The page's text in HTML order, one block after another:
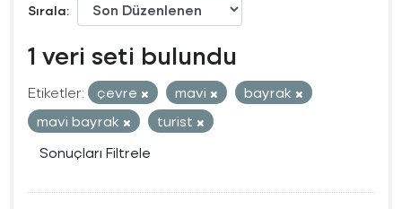
Sırala
1 veri seti bulundu
Etiketler: çevre mavi
bayrak
mavi bayrak
turist
Sonuçları Filtrele